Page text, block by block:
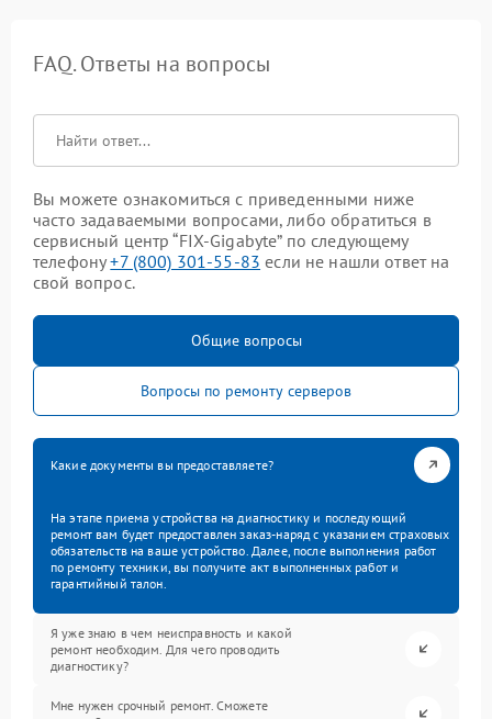
FAQ. Ответы на вопросы
Вы можете ознакомиться с приведенными ниже
часто задаваемыми вопросами, либо обратиться в
сервисный центр “FIX-Gigabyte” по следующему
телефону+7 (800) 301-55-83 если не нашли ответ на
свой вопрос.
Общие вопросы
Вопросы по ремонту серверов
Какие документы вы предоставляете?
На этапе приема устройства на диагностику и последующий
ремонт вам будет предоставлен заказ-наряд с указанием страховых
обязательств на ваше устройство. Далее, после выполнения работ
по ремонту техники, вы получите акт выполненных работ и
гарантийный талон.
Я уже знаю в чем неисправность и какой
ремонт необходим. Для чего проводить
диагностику?
Мне нужен срочный ремонт. Сможете